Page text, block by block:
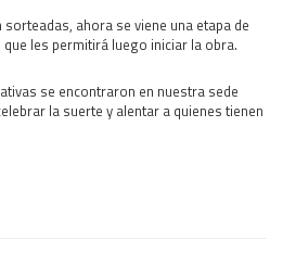
ahora se viene una etapa de
les permitirá luego iniciar la obra.
se encontraron en nuestra sede
la suerte y alentar a quienes tienen